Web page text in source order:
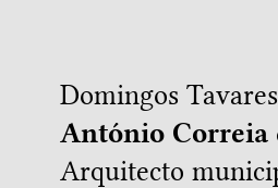
Domingos Tavares
António Correia
Arquitecto